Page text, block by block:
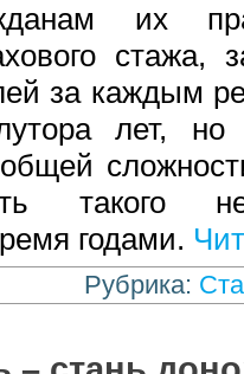
их
стажа,
за каждым
лет,
такого
годами.
Рубрика: